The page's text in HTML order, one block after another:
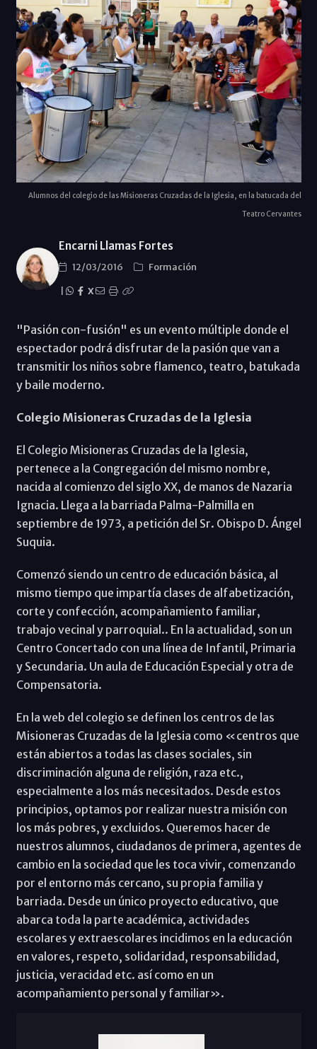
Alumnos del colegio de las Misioneras Cruzadas de la Iglesia, en la batucada del
Teatro Cervantes
Encarni Llamas Fortes
12/03/2016
Formación
X
"Pasión con-fusión" es un evento múltiple donde el
espectador podrá disfrutar de la pasión que van a
transmitir los niños sobre flamenco, teatro, batukada
y baile moderno.
Colegio Misioneras Cruzadas de la Iglesia
El Colegio Misioneras Cruzadas de la Iglesia,
pertenece a la Congregación del mismo nombre,
nacida al comienzo del siglo XX, de manos de Nazaria
Ignacia. Llega a la barriada Palma-Palmilla en
septiembre de 1973, a petición del Sr. Obispo D. Ángel
Suquia.
Comenzó siendo un centro de educación básica, al
mismo tiempo que impartía clases de alfabetización,
corte y confección, acompañamiento familiar,
trabajo vecinal y parroquial.. En la actualidad, son un
Centro Concertado con una línea de Infantil, Primaria
y Secundaria. Un aula de Educación Especial y otra de
Compensatoria.
En la web del colegio se definen los centros de las
Misioneras Cruzadas de la Iglesia como «centros que
están abiertos a todas las clases sociales, sin
discriminación alguna de religión, raza etc.,
especialmente a los más necesitados. Desde estos
principios, optamos por realizar nuestra misión con
los más pobres, y excluidos. Queremos hacer de
nuestros alumnos, ciudadanos de primera, agentes de
cambio en la sociedad que les toca vivir, comenzando
por el entorno más cercano, su propia familia y
barriada. Desde un único proyecto educativo, que
abarca toda la parte académica, actividades
escolares y extraescolares incidimos en la educación
en valores, respeto, solidaridad, responsabilidad,
justicia, veracidad etc. así como en un
acompañamiento personal y familiar».